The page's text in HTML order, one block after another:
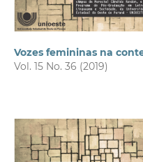
Vozes femininas na
Vol. 15 No. 36 (2019)